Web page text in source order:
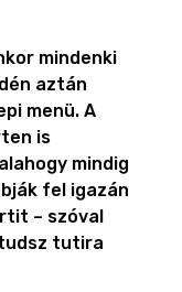
mindenki
aztán
menü. A
is
mindig
fel igazán
– szóval
tutira